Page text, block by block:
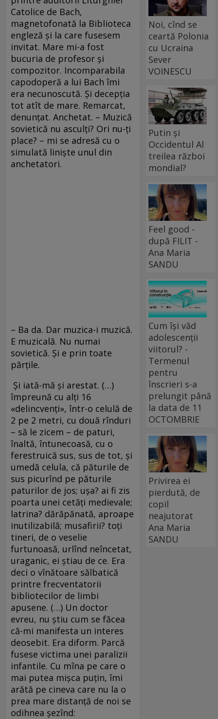
Catolice de Bach,
magnetofonată la Biblioteca
engleză şi la care fusesem
invitat. Mare mi-a fost
bucuria de profesor şi
compozitor. Incomparabila
capodoperă a lui Bach îmi
era necunoscută. Şi decepţia
tot atît de mare. Remarcat,
denunţat. Anchetat. – Muzică
sovietică nu asculţi? Ori nu-ţi
place? – mi se adresă cu o
simulată linişte unul din
anchetatori.
– Ba da. Dar muzica-i muzică.
E muzicală. Nu numai
sovietică. Şi e prin toate
părţile.
Şi iată-mă şi arestat. (…)
împreună cu alţi 16
«delincvenţi», într-o celulă de
2 pe 2 metri, cu două rînduri
– să le zicem – de paturi,
înaltă, întunecoasă, cu o
ferestruică sus, sus de tot, şi
umedă celula, că păturile de
sus picurînd pe păturile
paturilor de jos; uşa? ai fi zis
poarta unei cetăţi medievale;
latrina? dărăpănată, aproape
inutilizabilă; musafirii? toţi
tineri, de o veselie
furtunoasă, urlînd neîncetat,
uraganic, ei ştiau de ce. Era
deci o vînătoare sălbatică
printre frecventatorii
bibliotecilor de limbi
apusene. (…) Un doctor
evreu, nu ştiu cum se făcea
că-mi manifesta un interes
deosebit. Era diform. Parcă
fusese victima unei paralizii
infantile. Cu mîna pe care o
mai putea mişca puţin, îmi
arătă pe cineva care nu la o
prea mare distanţă de noi se
odihnea şezînd:
Noi, cînd se
ceartă Polonia
cu Ucraina
Sever
VOINESCU
Putin și
Occidentul Al
treilea război
mondial?
Feel good -
după FILIT -
Ana Maria
SANDU
Cum își văd
adolescenții
viitorul? -
Termenul
pentru
înscrieri s-a
prelungit până
la data de 11
OCTOMBRIE
Privirea ei
pierdută, de
copil
neajutorat
Ana Maria
SANDU